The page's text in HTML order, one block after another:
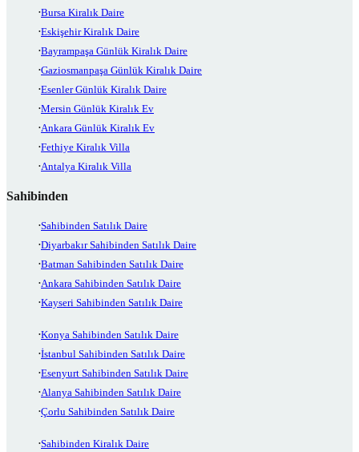
Bursa Kiralık Daire
Eskişehir Kiralık Daire
Bayrampaşa Günlük Kiralık Daire
Gaziosmanpaşa Günlük Kiralık Daire
Esenler Günlük Kiralık Daire
Mersin Günlük Kiralık Ev
Ankara Günlük Kiralık Ev
Fethiye Kiralık Villa
Antalya Kiralık Villa
Sahibinden
Sahibinden Satılık Daire
Diyarbakır Sahibinden Satılık Daire
Batman Sahibinden Satılık Daire
Ankara Sahibinden Satılık Daire
Kayseri Sahibinden Satılık Daire
Konya Sahibinden Satılık Daire
İstanbul Sahibinden Satılık Daire
Esenyurt Sahibinden Satılık Daire
Alanya Sahibinden Satılık Daire
Çorlu Sahibinden Satılık Daire
Sahibinden Kiralık Daire